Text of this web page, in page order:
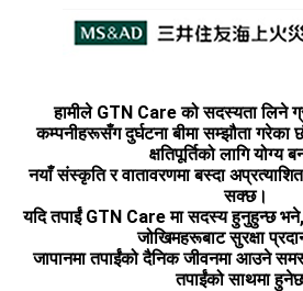
हामीले GTN Care को सदस्यता लिने
कम्पनीहरूसँग दुर्घटना बीमा सम्झौता
क्षतिपूर्तिको लागि योग्य
नयाँ संस्कृति र वातावरणमा बस्दा
सक्छ।
यदि तपाईं GTN Care मा सदस्य हुनुहुन्छ भने,
जोखिमहरूबाट सुरक्षा
जापानमा तपाईंको दैनिक जीवनमा आउने
तपाईंको साथमा